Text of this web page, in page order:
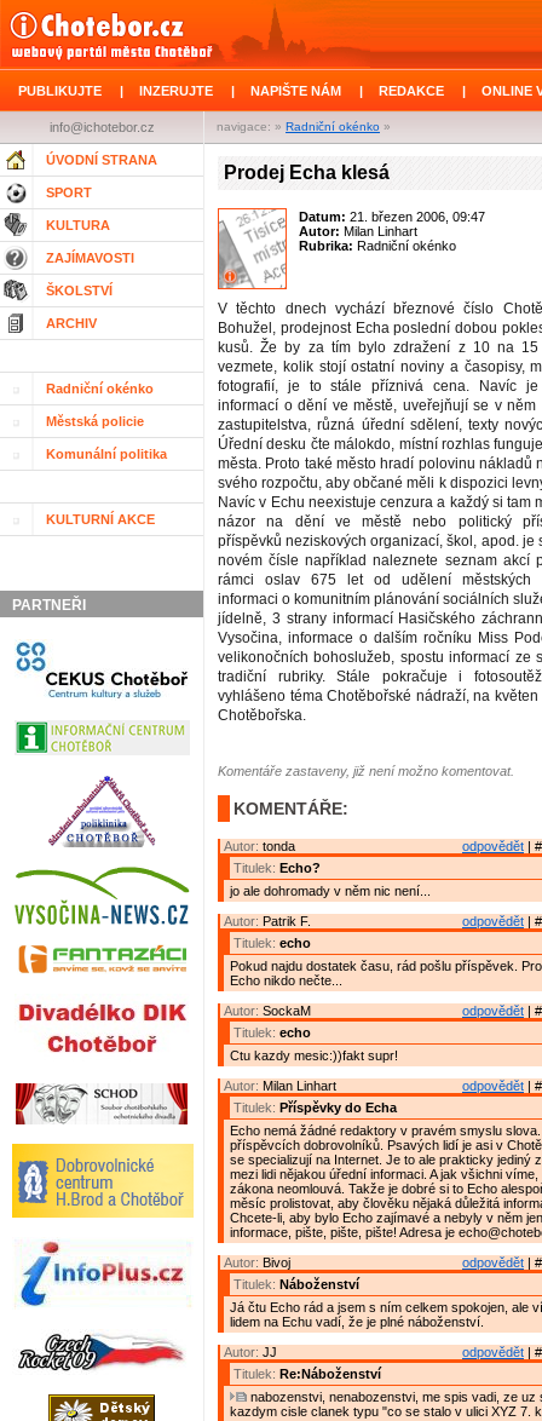
PUBLIKUJTE | INZERUJTE | NAPIŠTE NÁM | REDAKCE | ONLINE
navigace: » Radniční okénko »
info@ichotebor.cz
ÚVODNÍ STRANA
SPORT
KULTURA
ZAJÍMAVOSTI
ŠKOLSTVÍ
ARCHIV
Radniční okénko
Městská policie
Komunální politika
KULTURNÍ AKCE
PARTNEŘI
Prodej Echa klesá
Datum: 21. březen 2006, 09:47
Autor: Milan Linhart
Rubrika: Radniční okénko
V těchto dnech vychází březnové číslo
Bohužel, prodejnost Echa poslední dobou
kusů. Že by za tím bylo zdražení z 10 na
vezmete, kolik stojí ostatní noviny a časopisy,
fotografií, je to stále příznivá cena. Navíc
informací o dění ve městě, uveřejňují se v
zastupitelstva, různá úřední sdělení, texty
Úřední desku čte málokdo, místní rozhlas
města. Proto také město hradí polovinu nákladů
svého rozpočtu, aby občané měli k dispozici
Navíc v Echu neexistuje cenzura a každý si tam
názor na dění ve městě nebo politický
příspěvků neziskových organizací, škol, apod. je
novém čísle například naleznete seznam akcí
rámci oslav 675 let od udělení městských
informaci o komunitním plánování sociálních
jídelně, 3 strany informací Hasičského
Vysočina, informace o dalším ročníku Miss
velikonočních bohoslužeb, spostu informací ze
tradiční rubriky. Stále pokračuje i
vyhlášeno téma Chotěbořské nádraží, na
Chotěbořska.
Komentáře zastaveny, již není možno komentovat.
KOMENTÁŘE:
odpovědět |
Autor: tonda
Titulek: Echo?
jo ale dohromady v něm nic není...
odpovědět |
Autor: Patrik F.
Titulek: echo
Pokud najdu dostatek času, rád pošlu příspěvek.
Echo nikdo nečte...
odpovědět |
Autor: SockaM
Titulek: echo
Ctu kazdy mesic:))fakt supr!
odpovědět |
Autor: Milan Linhart
Titulek: Příspěvky do Echa
Echo nemá žádné redaktory v pravém smyslu
příspěvcích dobrovolníků. Psavých lidí je asi v
se specializují na Internet. Je to ale prakticky jediný
mezi lidi nějakou úřední informaci. A jak všichni
zákona neomlouvá. Takže je dobré si to Echo
měsíc prolistovat, aby člověku nějaká důležitá
Chcete-li, aby bylo Echo zajímavé a nebyly v něm
informace, pište, pište, pište! Adresa je
odpovědět |
Autor: Bivoj
Titulek: Náboženství
Já čtu Echo rád a jsem s ním celkem spokojen, ale
lidem na Echu vadí, že je plné náboženství.
odpovědět |
Autor: JJ
Titulek: Re:Náboženství
nabozenstvi, nenabozenstvi, me spis vadi, ze uz
kazdym cisle clanek typu "co se stalo v ulici XYZ 7.